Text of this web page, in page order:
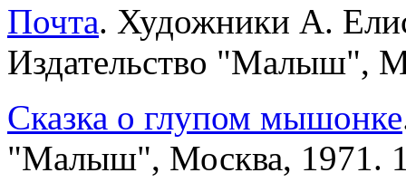
Почта. Художники А.
Издательство "Малыш",
Сказка о глупом мышонке
"Малыш", Москва, 1971.